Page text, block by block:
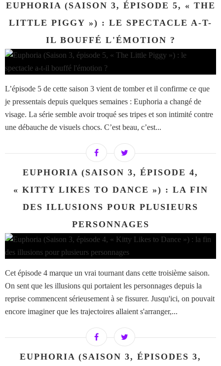
EUPHORIA (SAISON 3, ÉPISODE 5, « THE
LITTLE PIGGY ») : LE SPECTACLE A-T-
IL BOUFFÉ L'ÉMOTION ?
L’épisode 5 de cette saison 3 vient de tomber et il confirme ce que
je pressentais depuis quelques semaines : Euphoria a changé de
visage. La série semble avoir troqué ses tripes et son intimité contre
une débauche de visuels chocs. C’est beau, c’est...
EUPHORIA (SAISON 3, ÉPISODE 4,
« KITTY LIKES TO DANCE ») : LA FIN
DES ILLUSIONS POUR PLUSIEURS
PERSONNAGES
Cet épisode 4 marque un vrai tournant dans cette troisième saison.
On sent que les illusions qui portaient les personnages depuis la
reprise commencent sérieusement à se fissurer. Jusqu'ici, on pouvait
encore imaginer que les trajectoires allaient s'arranger,...
EUPHORIA (SAISON 3, ÉPISODES 3,